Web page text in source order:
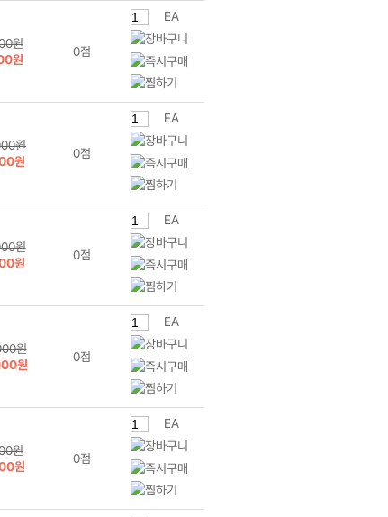
원
원
0점
EA
원
원
0점
EA
원
원
0점
EA
원
원
0점
EA
원
원
0점
EA